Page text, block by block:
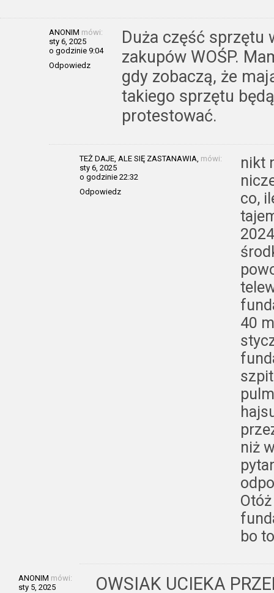
ANONIM mówi:
sty 6, 2025
o godzinie 9:04
Odpowiedz
Duża część sprzętu
zakupów WOŚP.
gdy zobaczą, że
takiego sprzętu
protestować.
TEŻ DAJE, ALE SIĘ ZASTANAWIA, mówi:
sty 6, 2025
o godzinie 22:32
Odpowiedz
nikt
co,
40
niż
bo
ANONIM mówi:
sty 5, 2025
OWSIAK UCIEKA